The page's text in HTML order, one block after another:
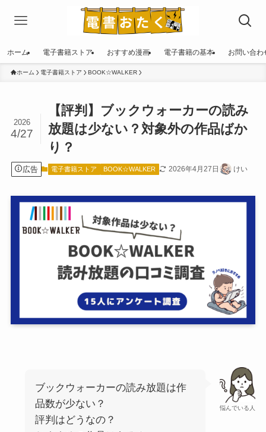
ホーム 電子書籍ストア おすすめ漫画 電子書籍の基本 お問い合わ
ホーム 電子書籍ストア BOOK☆WALKER
【評判】ブックウォーカーの読み
放題は少ない？対象外の作品ばか
り？
2026
4/27
広告 電子書籍ストア BOOK☆WALKER 2026年4月27日 けい
悩んでいる人
ブックウォーカーの読み放題は作
品数が少ない？
評判はどうなの？